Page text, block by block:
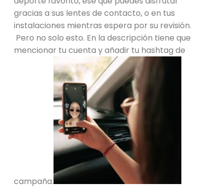
gracias a sus lentes de contacto, o en tus
instalaciones mientras espera por su revisión.
Pero no solo esto. En la descripción tiene que
mencionar tu cuenta y añadir tu hashtag de
campaña.